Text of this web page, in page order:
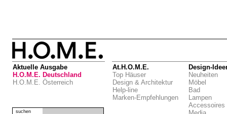
Aktuelle Ausgabe
H.O.M.E. Deutschland
H.O.M.E. Österreich
At.H.O.M.E.
Top Häuser
Design & Architektur
Help-line
Marken-Empfehlungen
Design-
Neuheiten
Möbel
Bad
Lampen
Accessoires
suchen